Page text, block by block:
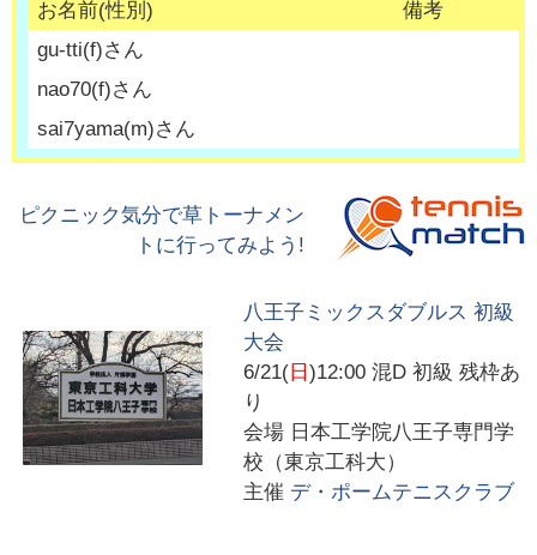
お名前(性別)
備考
gu-tti(f)さん
nao70(f)さん
sai7yama(m)さん
ピクニック気分で草トーナメン
トに行ってみよう!
八王子ミックスダブルス 初級
大会
6/21(日 )12:00 混D 初級 残枠あ
り
会場 日本工学院八王子専門学
校（東京工科大）
主催 デ・ポームテニスクラブ